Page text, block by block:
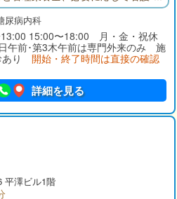
１診察室）情報を共有しながら
尿病内科
15:00〜18:00 月・金・祝休
前･第3木午前は専門外来のみ 施
あり 開始・終了時間は直接の確認
詳細を見る
平澤ビル1階